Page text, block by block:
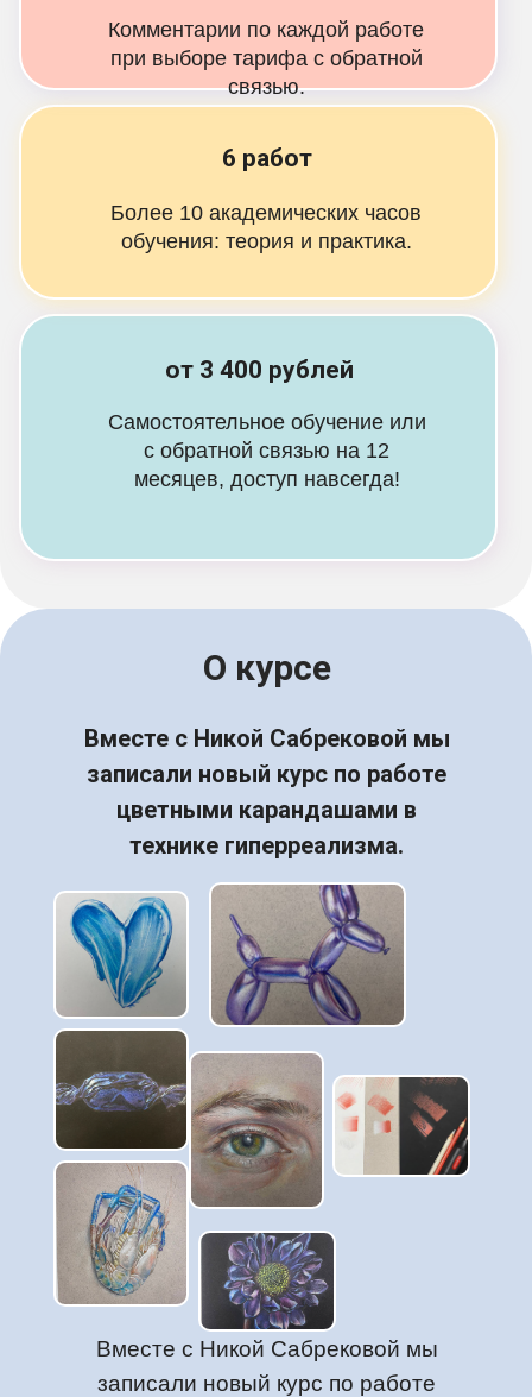
Комментарии по каждой работе
при выборе тарифа с обратной
связью.
Самостоятельное обучение или
с обратной связью на 12
месяцев, доступ навсегда!
Более 10 академических часов
обучения: теория и практика.
от 3 400 рублей
6 работ
Вместе с Никой Сабрековой мы
записали новый курс по работе
Вместе с Никой Сабрековой мы
записали новый курс по работе
цветными карандашами в
технике гиперреализма.
О курсе